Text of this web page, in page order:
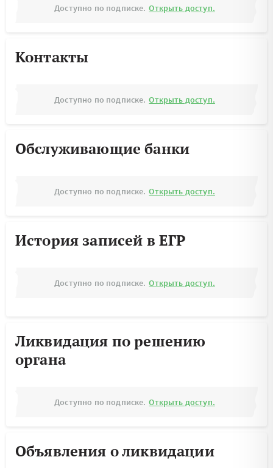
Доступно по подписке. Открыть доступ.
Контакты
Доступно по подписке. Открыть доступ.
Обслуживающие банки
Доступно по подписке. Открыть доступ.
История записей в ЕГР
Доступно по подписке. Открыть доступ.
Ликвидация по решению
органа
Доступно по подписке. Открыть доступ.
Объявления о ликвидации